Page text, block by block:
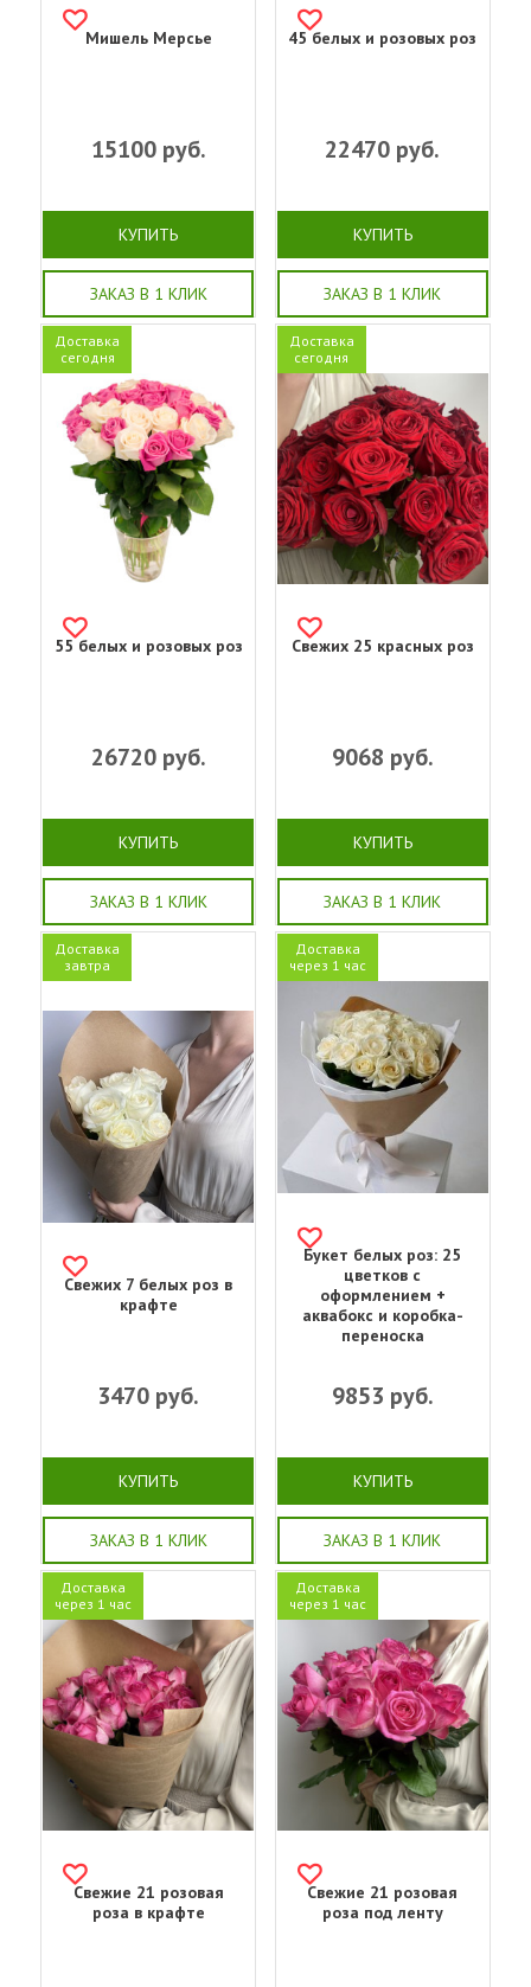
Мишель Мерсье
15100руб.
КУПИТЬ
ЗАКАЗ В 1 КЛИК
45 белых и розовых роз
22470 руб.
КУПИТЬ
ЗАКАЗ В 1 КЛИК
Доставка
сегодня
55 белых и розовых роз
26720руб.
КУПИТЬ
ЗАКАЗ В 1 КЛИК
Доставка
сегодня
Свежих 25 красных роз
9068 руб.
КУПИТЬ
ЗАКАЗ В 1 КЛИК
Доставка
завтра
Свежих 7 белых роз в
крафте
3470 руб.
КУПИТЬ
ЗАКАЗ В 1 КЛИК
Доставка
через 1 час
Букет белых роз: 25
цветков с
оформлением +
аквабокс и коробка-
переноска
9853 руб.
КУПИТЬ
ЗАКАЗ В 1 КЛИК
Доставка
через 1 час
Свежие 21 розовая
роза в крафте
Доставка
через 1 час
Свежие 21 розовая
роза под ленту